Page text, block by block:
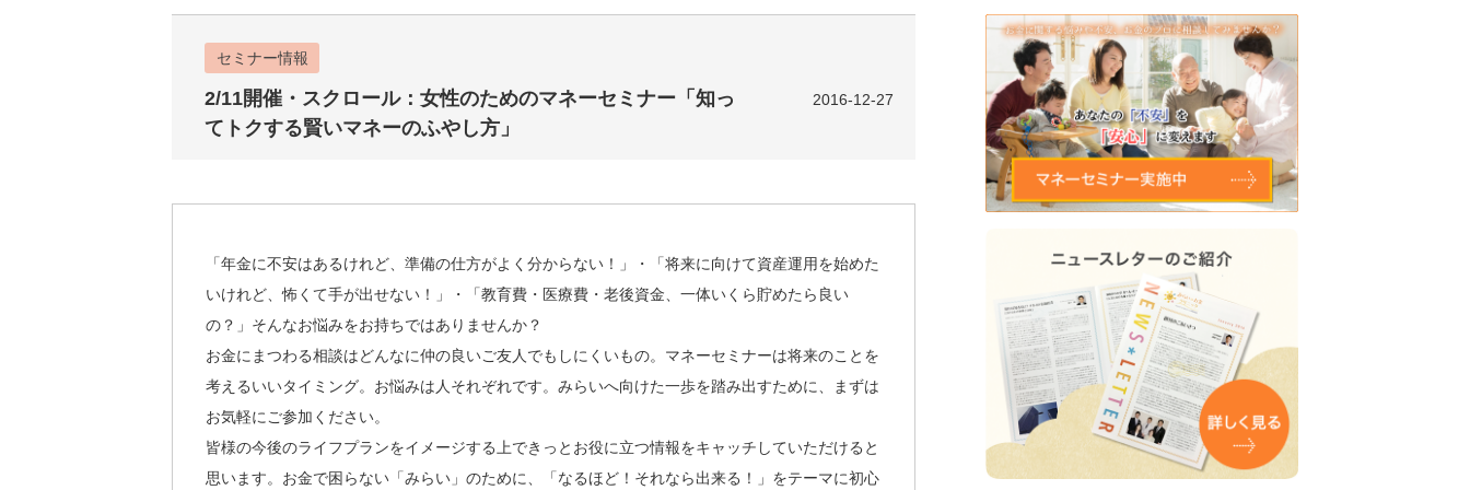
セミナー情報
2/11開催・スクロール：女性のためのマネーセミナー「知っ
てトクする賢いマネーのふやし方」
2016-12-27
「年金に不安はあるけれど、準備の仕方がよく分からない！」・「将来に向けて資産運用を始めた
いけれど、怖くて手が出せない！」・「教育費・医療費・老後資金、一体いくら貯めたら良い
の？」そんなお悩みをお持ちではありませんか？
お金にまつわる相談はどんなに仲の良いご友人でもしにくいもの。マネーセミナーは将来のことを
考えるいいタイミング。お悩みは人それぞれです。みらいへ向けた一歩を踏み出すために、まずは
お気軽にご参加ください。
皆様の今後のライフプランをイメージする上できっとお役に立つ情報をキャッチしていただけると
思います。お金で困らない「みらい」のために、「なるほど！それなら出来る！」をテーマに初心